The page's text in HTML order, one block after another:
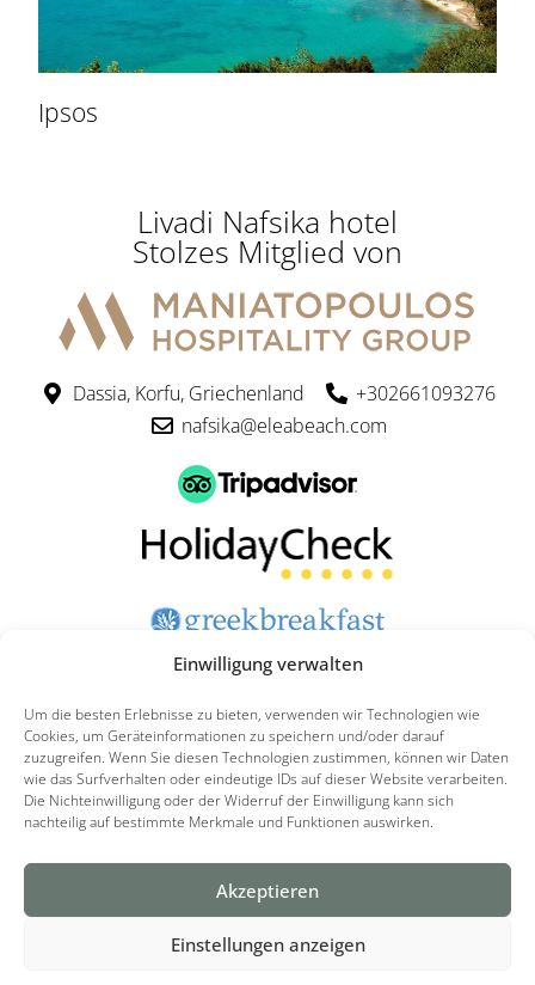
Einwilligung verwalten
Um die besten Erlebnisse zu bieten, verwenden wir Technologien wie
Cookies, um Geräteinformationen zu speichern und/oder darauf
zuzugreifen. Wenn Sie diesen Technologien zustimmen, können wir Daten
wie das Surfverhalten oder eindeutige IDs auf dieser Website verarbeiten.
Die Nichteinwilligung oder der Widerruf der Einwilligung kann sich
nachteilig auf bestimmte Merkmale und Funktionen auswirken.
Akzeptieren
Einstellungen anzeigen
Ipsos
Livadi Nafsika hotel
Stolzes Mitglied von
Dassia, Korfu, Griechenland
+302661093276
nafsika@eleabeach.com
Cookie-Richtlinie
Datenschutzerklärung
Haftungsausschluss
F
a
c
I
n
s